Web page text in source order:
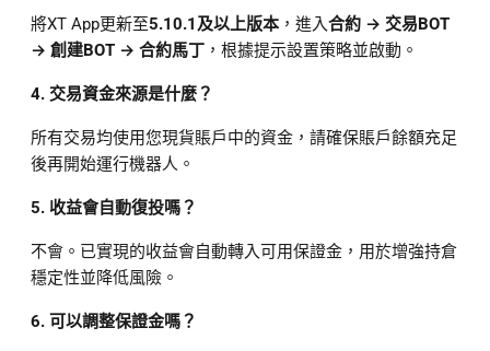
將XT App更新至5.10.1及以上版本 ，進入合約 → 交易BOT
→ 創建BOT → 合約馬丁 ，根據提示設置策略並啟動。
4. 交易資金來源是什麼？
所有交易均使用您現貨賬戶中的資金，請確保賬戶餘額充足
後再開始運行機器人。
5. 收益會自動復投嗎？
不會。已實現的收益會自動轉入可用保證金，用於增強持倉
穩定性並降低風險。
6. 可以調整保證金嗎？